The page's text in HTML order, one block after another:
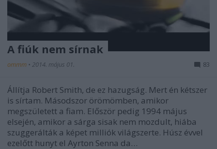
A fiúk nem sírnak
ommm • 2014. május 01. 83
Állítja Robert Smith, de ez hazugság. Mert én kétszer
is sírtam. Másodszor örömömben, amikor
megszületett a fiam. Először pedig 1994 május
elsején, amikor a sárga sisak nem mozdult, hiába
szuggerálták a képet milliók világszerte. Húsz évvel
ezelőtt hunyt el Ayrton Senna da…